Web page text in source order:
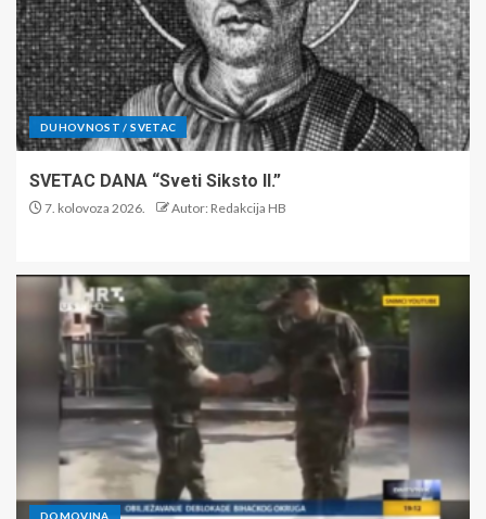
DUHOVNOST / SVETAC
SVETAC DANA “Sveti Siksto II.”
7. kolovoza 2026. Autor: Redakcija HB
DOMOVINA